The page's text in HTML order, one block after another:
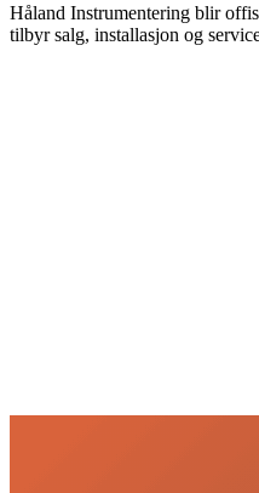
Håland Instrumentering blir
tilbyr salg, installasjon og